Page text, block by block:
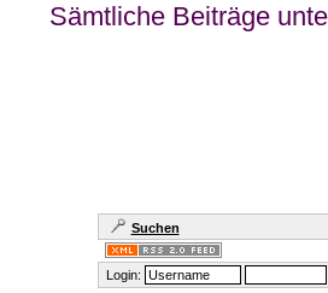
Sämtliche Beiträge
Suchen
Login: